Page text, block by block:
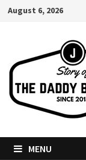
SkipAugust 6, 2026
MENU